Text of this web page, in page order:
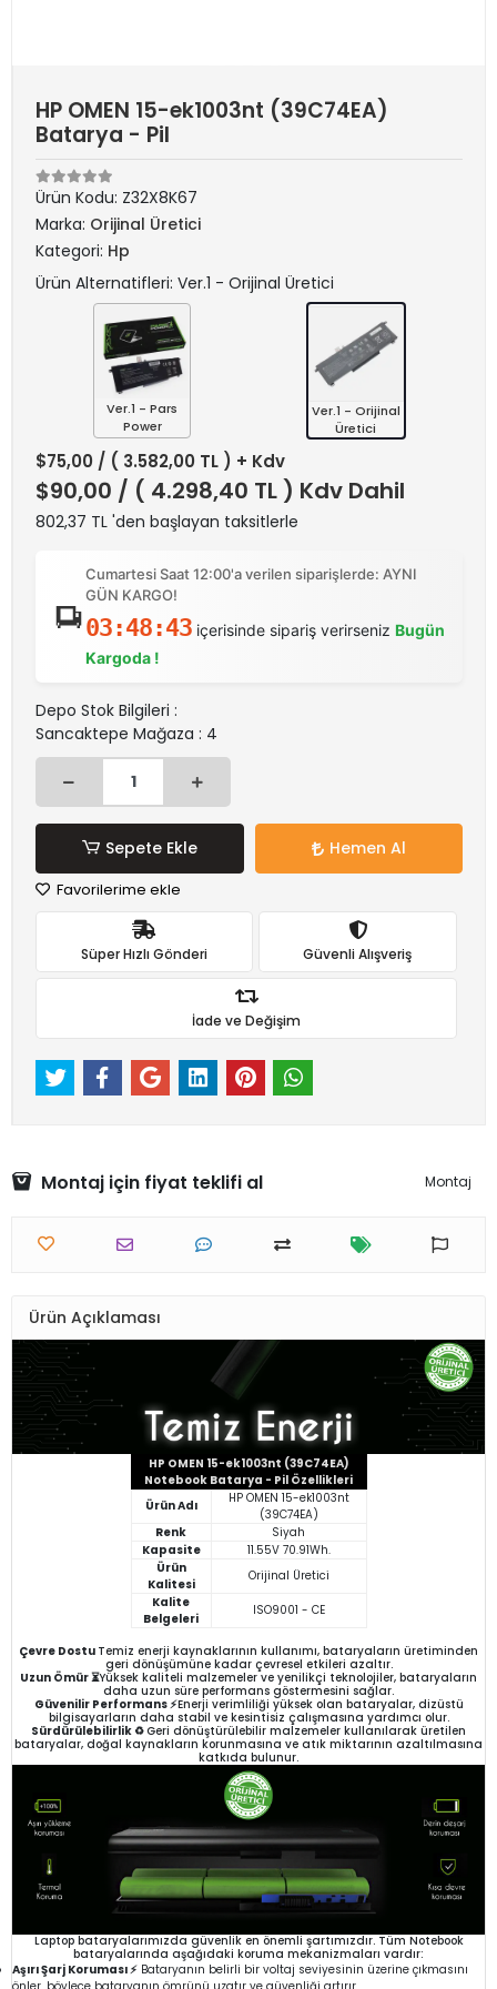
HP OMEN 15-ek1003nt (39C74EA)
Batarya - Pil
Ürün Kodu: Z32X8K67
Marka: Orijinal Üretici
Kategori: Hp
Ürün Alternatifleri: Ver.1 - Orijinal Üretici
Ver.1 - Pars
Power
Ver.1 - Orijinal
Üretici
$75,00 / ( 3.582,00 TL ) + Kdv
$90,00 / ( 4.298,40 TL ) Kdv Dahil
802,37 TL 'den başlayan taksitlerle
Cumartesi Saat 12:00'a verilen siparişlerde: AYNI
GÜN KARGO!
03:48:43içerisinde sipariş verirseniz Bugün
Kargoda !
Depo Stok Bilgileri :
Sancaktepe Mağaza : 4
Sepete Ekle Hemen Al
Favorilerime ekle
Süper Hızlı Gönderi Güvenli Alışveriş
İade ve Değişim
Montaj için fiyat teklifi al Montaj
Ürün Açıklaması
HP OMEN 15-ek1003nt (39C74EA)
Notebook Batarya - Pil Özellikleri
Ürün Adı
HP OMEN 15-ek1003nt
(39C74EA)
Renk
Siyah
Kapasite
11.55V 70.91Wh.
Ürün
Kalitesi
Orijinal Üretici
Kalite
Belgeleri
ISO9001 - CE
Çevre Dostu Temiz enerji kaynaklarının kullanımı, bataryaların üretiminden
geri dönüşümüne kadar çevresel etkileri azaltır.
Uzun Ömür ⏳Yüksek kaliteli malzemeler ve yenilikçi teknolojiler, bataryaların
daha uzun süre performans göstermesini sağlar.
Güvenilir Performans ⚡Enerji verimliliği yüksek olan bataryalar, dizüstü
bilgisayarların daha stabil ve kesintisiz çalışmasına yardımcı olur.
Sürdürülebilirlik ♻️Geri dönüştürülebilir malzemeler kullanılarak üretilen
bataryalar, doğal kaynakların korunmasına ve atık miktarının azaltılmasına
katkıda bulunur.
Laptop bataryalarımızda güvenlik en önemli şartımızdır. Tüm Notebook
bataryalarında aşağıdaki koruma mekanizmaları vardır:
Aşırı Şarj Koruması ⚡ Bataryanın belirli bir voltaj seviyesinin üzerine çıkmasını